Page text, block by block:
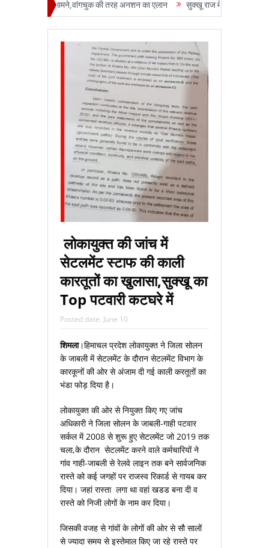
के सामने,वांगचुक की तरह अनशन का एलान सुक्‍खू राज में दृष्टिहीनों का धरना 1017
लोकायुक्‍त की जांच में
सेटलमेंट स्‍टाफ की काली
कारतूतों का खुलासा,सुक्‍खू का
Top पटवारी कटघरे में
Posted date: June 10
शिमला।हिमाचल प्रदेश लोकायुक्‍त ने जिला सोलन
के जाबली में सेटलमेंट के दौरान सेटलमेंट विभाग के
कारकूनों की ओर से अंजाम दी गई काली करतूतों का
भंडा फोड़ दिया है।
लोकायुक्‍त की ओर से नियुक्‍त किए गए जांच
अधिकारी ने जिला सोलन के जाबली-गाही पटवार
सर्कल में 2008 से शुरू हुए सेटलमेंट जो 2019 तक
चला,के दौरान सेटलमेंट करने वाले कर्मचारियों ने
गांव गाही-जाबली से रेलवे लाइन तक बने सार्वजनिक
रास्‍ते को कई जगहों पर राजस्‍व रिकार्ड से गायब कर
दिया। जहां रास्‍ता लगा था वहां खडड बना दी व
रास्‍ते को निजी लोगों के नाम कर दिया।
जिसकी वजह से गांवों के लोगों की ओर से सौ सालों
से ज्‍यादा समय से इस्‍तेमाल किए जा रहे रास्‍ते पर